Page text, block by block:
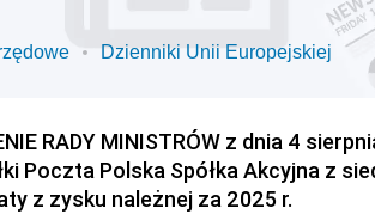
Dzienniki Unii Europejskiej
RADY MINISTRÓW z dnia 4
Poczta Polska Spółka Akcyjna z
z zysku należnej za 2025 r.